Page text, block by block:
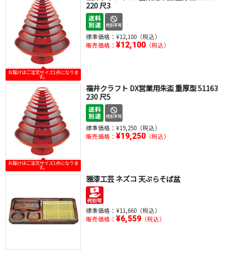
お届けはご注文サイズ1点になりま
す。
220 尺3
標準価格： ¥12,100（税込）
販売価格： ¥12,100（税込）
お届けはご注文サイズ1点になりま
す。
福井クラフト DX営業用朱盃 重厚型 51163
230 尺5
標準価格： ¥19,250（税込）
販売価格： ¥19,250（税込）
雅漆工芸 ネズコ 天ぷらそば盆
標準価格： ¥11,660（税込）
販売価格： ¥6,559（税込）